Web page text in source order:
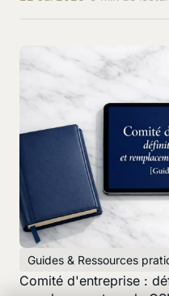
Guides & Ressources
Comité d'entreprise :